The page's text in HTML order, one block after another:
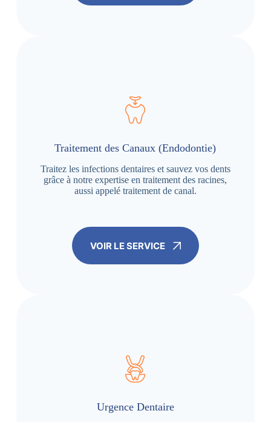
Traitement des Canaux (Endodontie)
Traitez les infections dentaires et sauvez vos dents
grâce à notre expertise en traitement des racines,
aussi appelé traitement de canal.
VOIR LE SERVICE
Urgence Dentaire